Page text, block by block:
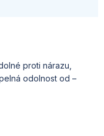
proti nárazu,
odolnost od –